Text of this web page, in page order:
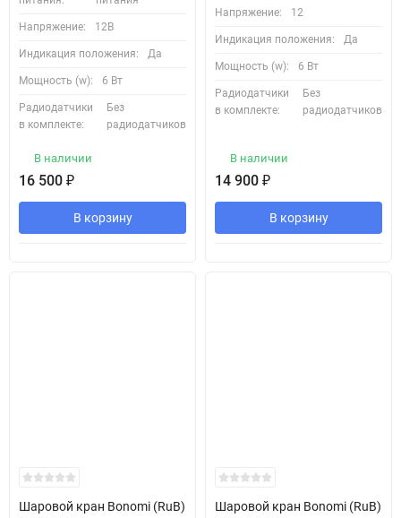
Купите кран с электроприводом Ensystek Defender + Bonomi –
получите надежное и долговечное решение для автоматизации
🔥 Спецпредложение! Бесплатная консультация и помощь в
подборе! 🔥
Обеспечьте безопасность и комфорт – закажите краны с
Напряжение: 12В
Индикация положения: Да
Мощность (w): 6 Вт
Радиодатчики
в комплекте:
Без
радиодатчиков
В наличии
16 500 ₽
В корзину
Напряжение: 12
Индикация положения: Да
Мощность (w): 6 Вт
Радиодатчики
в комплекте:
Без
радиодатчиков
В наличии
14 900 ₽
В корзину
Шаровой кран Bonomi (RuB)
Шаровой кран Bonomi (RuB)